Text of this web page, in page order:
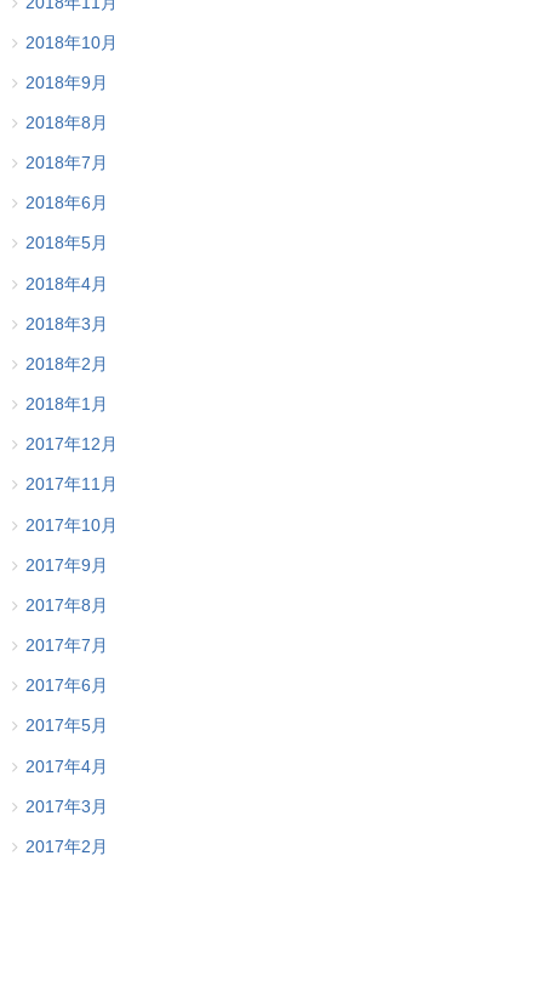
2018年10月
2018年9月
2018年8月
2018年7月
2018年6月
2018年5月
2018年4月
2018年3月
2018年2月
2018年1月
2017年12月
2017年11月
2017年10月
2017年9月
2017年8月
2017年7月
2017年6月
2017年5月
2017年4月
2017年3月
2017年2月